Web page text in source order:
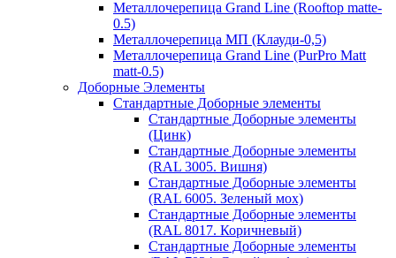
Металлочерепица Grand Line (Rooftop matte-
0.5)
Металлочерепица МП (Клауди-0,5)
Металлочерепица Grand Line (PurPro Matt
matt-0.5)
Доборные Элементы
Стандартные Доборные элементы
Стандартные Доборные элементы
(Цинк)
Стандартные Доборные элементы
(RAL 3005. Вишня)
Стандартные Доборные элементы
(RAL 6005. Зеленый мох)
Стандартные Доборные элементы
(RAL 8017. Коричневый)
Стандартные Доборные элементы